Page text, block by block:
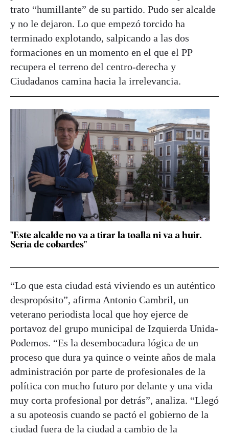
trato “humillante” de su partido. Pudo ser alcalde
y no le dejaron. Lo que empezó torcido ha
terminado explotando, salpicando a las dos
formaciones en un momento en el que el PP
recupera el terreno del centro-derecha y
Ciudadanos camina hacia la irrelevancia.
"Este alcalde no va a tirar la toalla ni va a huir.
Sería de cobardes"
“Lo que esta ciudad está viviendo es un auténtico
despropósito”, afirma Antonio Cambril, un
veterano periodista local que hoy ejerce de
portavoz del grupo municipal de Izquierda Unida-
Podemos. “Es la desembocadura lógica de un
proceso que dura ya quince o veinte años de mala
administración por parte de profesionales de la
política con mucho futuro por delante y una vida
muy corta profesional por detrás”, analiza. “Llegó
a su apoteosis cuando se pactó el gobierno de la
ciudad fuera de la ciudad a cambio de la